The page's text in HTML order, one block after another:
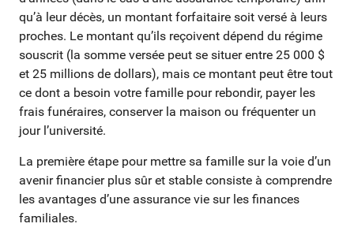
qu’à leur décès, un montant forfaitaire soit versé à leurs
proches. Le montant qu’ils reçoivent dépend du régime
souscrit (la somme versée peut se situer entre 25 000 $
et 25 millions de dollars), mais ce montant peut être tout
ce dont a besoin votre famille pour rebondir, payer les
frais funéraires, conserver la maison ou fréquenter un
jour l’université.
La première étape pour mettre sa famille sur la voie d’un
avenir financier plus sûr et stable consiste à comprendre
les avantages d’une assurance vie sur les finances
familiales.